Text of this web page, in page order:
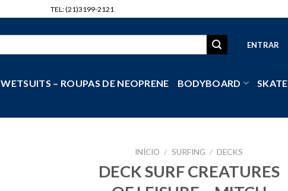
TEL: (21)3199-2121
ENTRAR
WETSUITS – ROUPAS DE NEOPRENE BODYBOARD SKATE
INÍCIO / SURFING / DECKS
DECK SURF CREATURES